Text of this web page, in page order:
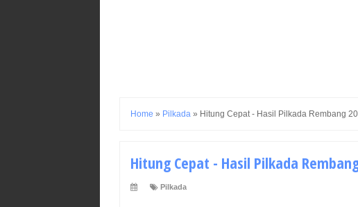
Home » Pilkada » Hitung Cepat - Hasil Pilkada Rembang
Hitung Cepat - Hasil Pilkada
Pilkada